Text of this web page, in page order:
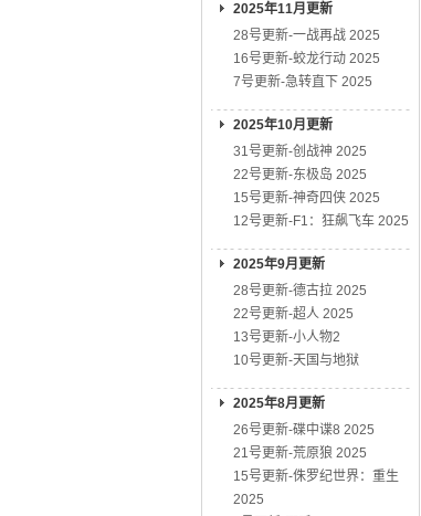
2025年11月更新
28号更新-一战再战 2025
16号更新-蛟龙行动 2025
7号更新-急转直下 2025
2025年10月更新
31号更新-创战神 2025
22号更新-东极岛 2025
15号更新-神奇四侠 2025
12号更新-F1：狂飙飞车 2025
2025年9月更新
28号更新-德古拉 2025
22号更新-超人 2025
13号更新-小人物2
10号更新-天国与地狱
2025年8月更新
26号更新-碟中谍8 2025
21号更新-荒原狼 2025
15号更新-侏罗纪世界：重生
2025